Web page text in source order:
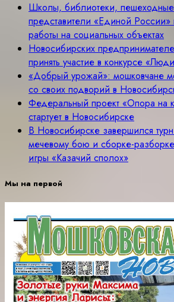
Школы, библиотеки, пешеходные
представители «Единой России»
работы на социальных объектах
Новосибирских
принять участие в конкурсе
«Добрый урожай»: мошковчане
со своих подворий в
Федеральный проект «Опора на
стартует в Новосибирске
В Новосибирске завершился
мечевому бою и сборке-
игры «Казачий сполох»
Мы на первой